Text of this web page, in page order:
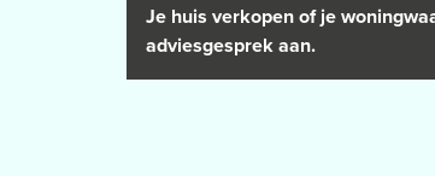
voor
Je huis verkopen of je
adviesgesprek aan.